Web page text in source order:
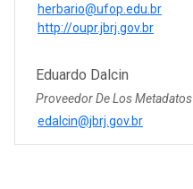
herbario@ufop.edu.br
http://oupr.jbrj.gov.br
Eduardo Dalcin
Proveedor De Los Metadatos
edalcin@jbrj.gov.br